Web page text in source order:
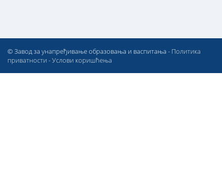
© Завод за унапређивање образовања и васпитања - Политика
приватности -Услови коришћења